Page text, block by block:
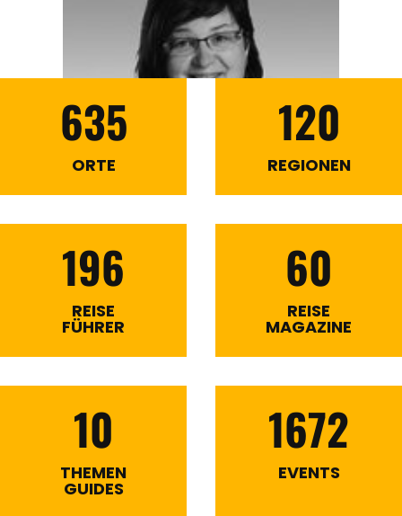
635
ORTE
120
REGIONEN
196
REISE
FÜHRER
60
REISE
MAGAZINE
10
THEMEN
GUIDES
1672
EVENTS